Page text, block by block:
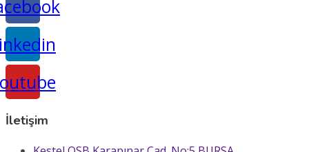
İletişim